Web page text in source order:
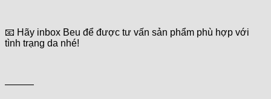
📧 Hãy inbox Beu để được tư vấn sản phẩm phù hợp với
tình trạng da nhé!
———